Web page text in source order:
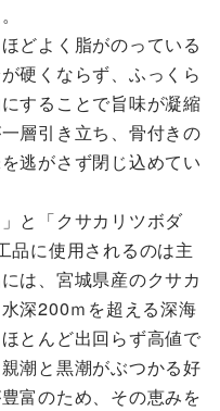
どよく脂がのっている
硬くならず、ふっくら
することで旨味が凝縮
層引き立ち、骨付きの
逃がさず閉じ込めてい
と「クサカリツボダ
品に使用されるのは主
は、宮城県産のクサカ
深200ｍを超える深海
とんど出回らず高値で
潮と黒潮がぶつかる好
富のため、その恵みを